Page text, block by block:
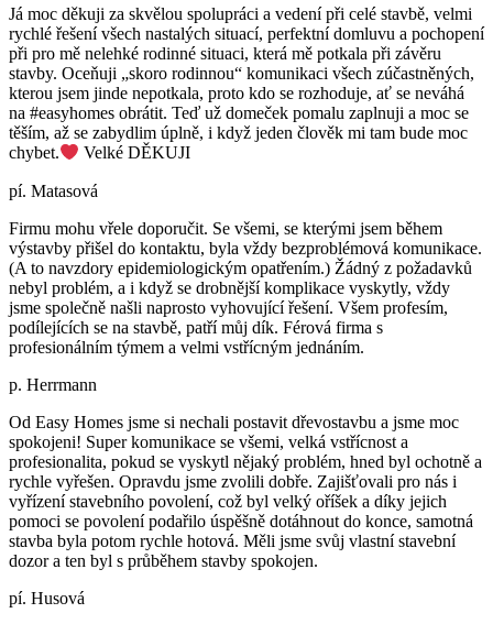
Já moc děkuji za skvělou spolupráci a vedení při celé stavbě, velmi
rychlé řešení všech nastalých situací, perfektní domluvu a pochopení
při pro mě nelehké rodinné situaci, která mě potkala při závěru
stavby. Oceňuji „skoro rodinnou“ komunikaci všech zúčastněných,
kterou jsem jinde nepotkala, proto kdo se rozhoduje, ať se neváhá
na #easyhomes obrátit. Teď už domeček pomalu zaplnuji a moc se
těším, až se zabydlim úplně, i když jeden člověk mi tam bude moc
chybet.
Velké DĚKUJI
pí. Matasová
Firmu mohu vřele doporučit. Se všemi, se kterými jsem během
výstavby přišel do kontaktu, byla vždy bezproblémová komunikace.
(A to navzdory epidemiologickým opatřením.) Žádný z požadavků
nebyl problém, a i když se drobnější komplikace vyskytly, vždy
jsme společně našli naprosto vyhovující řešení. Všem profesím,
podílejících se na stavbě, patří můj dík. Férová firma s
profesionálním týmem a velmi vstřícným jednáním.
p. Herrmann
Od Easy Homes jsme si nechali postavit dřevostavbu a jsme moc
spokojeni! Super komunikace se všemi, velká vstřícnost a
profesionalita, pokud se vyskytl nějaký problém, hned byl ochotně a
rychle vyřešen. Opravdu jsme zvolili dobře. Zajišťovali pro nás i
vyřízení stavebního povolení, což byl velký oříšek a díky jejich
pomoci se povolení podařilo úspěšně dotáhnout do konce, samotná
stavba byla potom rychle hotová. Měli jsme svůj vlastní stavební
dozor a ten byl s průběhem stavby spokojen.
pí. Husová